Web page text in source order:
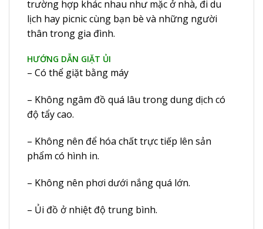
trường hợp khác nhau như mặc ở nhà, đi du
lịch hay picnic cùng bạn bè và những người
thân trong gia đình.
HƯỚNG DẪN GIẶT ỦI
– Có thể giặt bằng máy
– Không ngâm đồ quá lâu trong dung dịch có
độ tẩy cao.
– Không nên để hóa chất trực tiếp lên sản
phẩm có hình in.
– Không nên phơi dưới nắng quá lớn.
– Ủi đồ ở nhiệt độ trung bình.